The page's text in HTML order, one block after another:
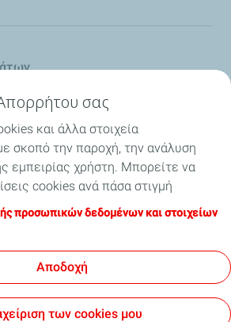
Ελλάδα
σας
και άλλα στοιχεία
σκοπό την παροχή, την ανάλυση
εμπειρίας χρήστη. Μπορείτε να
cookies ανά πάσα στιγμή
"Διαχείριση των cookies
στο κουμπί "Αποδοχή", συμφωνείτε
κλικ στην επιλογή "Δεν
μόνο τα τεχνικά
για τη σωστή λειτουργία της
προσωπικών δεδομένων και στοιχείων
Αποδοχή
των cookies μου